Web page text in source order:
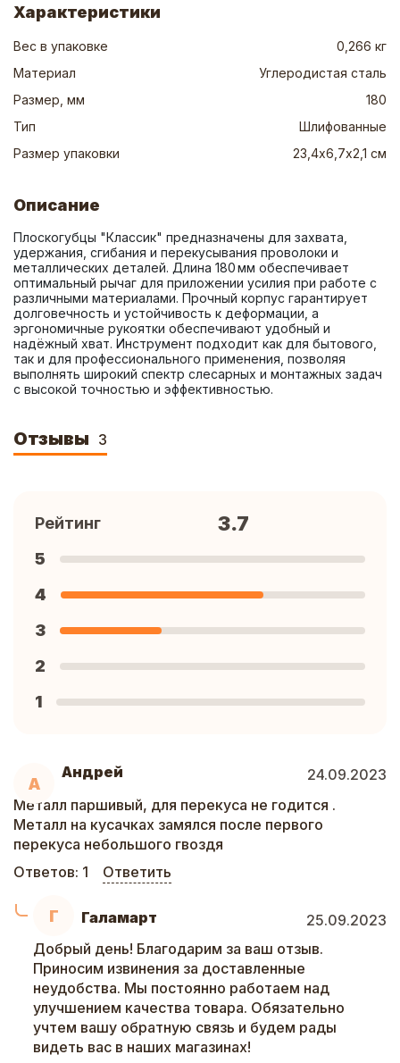
Характеристики
Вес в упаковке
0,266 кг
Материал
Углеродистая сталь
Размер, мм
180
Тип
Шлифованные
Размер упаковки
23,4х6,7х2,1 см
Описание
Плоскогубцы "Классик" предназначены для захвата,
удержания, сгибания и перекусывания проволоки и
металлических деталей. Длина 180 мм обеспечивает
оптимальный рычаг для приложении усилия при работе с
различными материалами. Прочный корпус гарантирует
долговечность и устойчивость к деформации, а
эргономичные рукоятки обеспечивают удобный и
надёжный хват. Инструмент подходит как для бытового,
так и для профессионального применения, позволяя
выполнять широкий спектр слесарных и монтажных задач
с высокой точностью и эффективностью.
Отзывы 3
А
Андрей
24.09.2023
Металл паршивый, для перекуса не годится .
Металл на кусачках замялся после первого
перекуса небольшого гвоздя
Ответов: 1 Ответить
Г Галамарт
25.09.2023
Добрый день! Благодарим за ваш отзыв.
Приносим извинения за доставленные
неудобства. Мы постоянно работаем над
улучшением качества товара. Обязательно
учтем вашу обратную связь и будем рады
видеть вас в наших магазинах!
Рейтинг 3.7
5
4
3
2
1